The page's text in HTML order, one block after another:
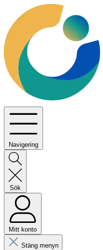
Navigering
Sök
Mitt konto
Stäng menyn